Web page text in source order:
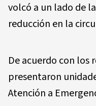
volcó a un lado de
reducción en la
De acuerdo con los
presentaron
Atención a